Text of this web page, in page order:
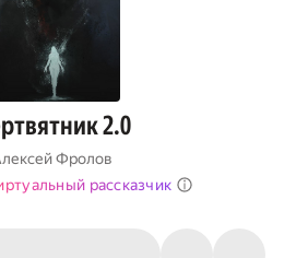
2.0
Фролов
рассказчик